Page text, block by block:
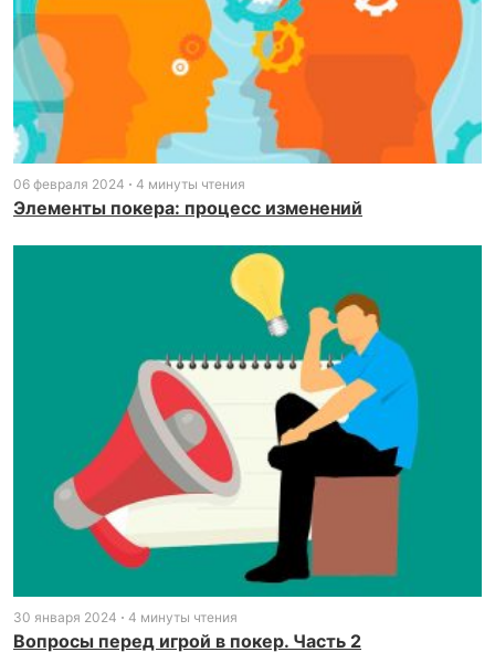
06 февраля 2024 4 минуты чтения
Элементы покера: процесс изменений
30 января 2024 4 минуты чтения
Вопросы перед игрой в покер. Часть 2